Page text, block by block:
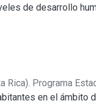
de desarrollo
fue un año de
Rica). Programa
en el ámbito